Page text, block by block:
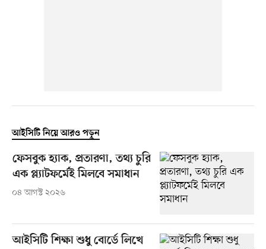
আইসিটি নিয়ে আরও পড়ুন
ফেসবুক হ্যাক, প্রতারণা, তথ্য চুরি
এক প্ল্যাটফর্মেই মিলবে সমাধান
০৪ আগস্ট ২০২৬
আইসিটি শিক্ষা শুধু বোর্ডে লিখে